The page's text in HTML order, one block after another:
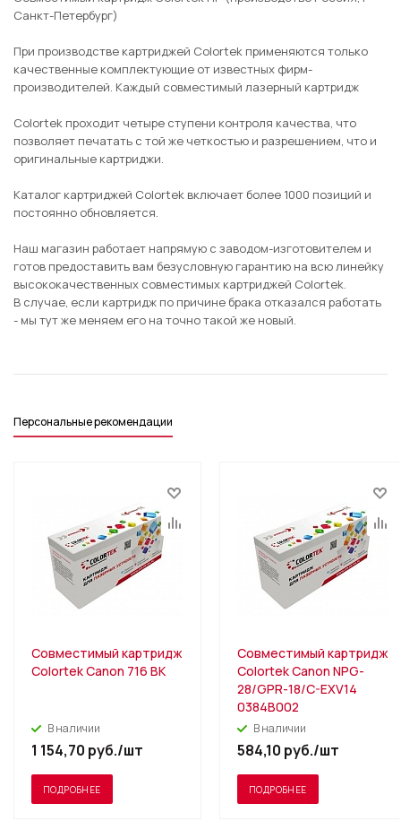
Санкт-Петербург)
При производстве картриджей Colortek применяются только
качественные комплектующие от известных фирм-
производителей. Каждый совместимый лазерный картридж
Colortek проходит четыре ступени контроля качества, что
позволяет печатать с той же четкостью и разрешением, что и
оригинальные картриджи.
Каталог картриджей Colortek включает более 1000 позиций и
постоянно обновляется.
Наш магазин работает напрямую с заводом-изготовителем и
готов предоставить вам безусловную гарантию на всю линейку
высококачественных совместимых картриджей Colortek.
В случае, если картридж по причине брака отказался работать
- мы тут же меняем его на точно такой же новый.
Персональные рекомендации
Совместимый картридж
Colortek Canon 716 BK
В наличии
1 154,70 руб./шт
ПОДРОБНЕЕ
Совместимый картридж
Colortek Canon NPG-
28/GPR-18/C-EXV14
0384B002
В наличии
584,10 руб./шт
ПОДРОБНЕЕ